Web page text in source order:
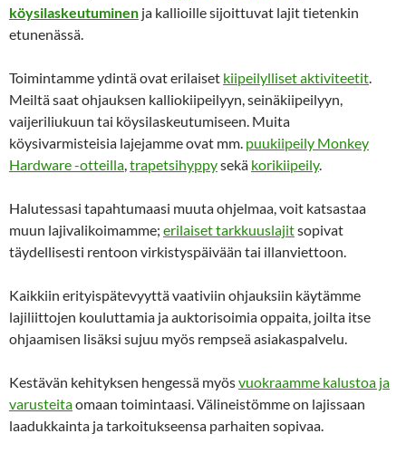
köysilaskeutuminen ja kallioille sijoittuvat lajit tietenkin
etunenässä.
Toimintamme ydintä ovat erilaiset kiipeilylliset aktiviteetit
Meiltä saat ohjauksen kalliokiipeilyyn, seinäkiipeilyyn,
vaijeriliukuun tai köysilaskeutumiseen. Muita
köysivarmisteisia lajejamme ovat mm. puukiipeily Monkey
Hardware -otteilla trapetsihyppysekä korikiipeily.
Halutessasi tapahtumaasi muuta ohjelmaa, voit katsastaa
muun lajivalikoimamme; erilaiset tarkkuuslajitsopivat
täydellisesti rentoon virkistyspäivään tai illanviettoon.
Kaikkiin erityispätevyyttä vaativiin ohjauksiin käytämme
lajiliittojen kouluttamia ja auktorisoimia oppaita, joilta itse
ohjaamisen lisäksi sujuu myös rempseä asiakaspalvelu.
Kestävän kehityksen hengessä myösvuokraamme kalustoa ja
varusteitaomaan toimintaasi. Välineistömme on lajissaan
laadukkainta ja tarkoitukseensa parhaiten sopivaa.